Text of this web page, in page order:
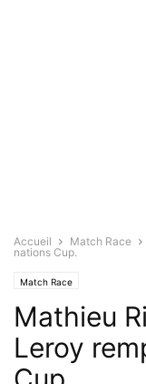
Accueil Match Race
nations Cup.
Match Race
Mathieu
Leroy